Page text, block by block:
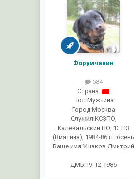
Форумчанин
584
Страна:
Пол:Мужчина
Город:Москва
Служил:КСЗПО,
Калевальский ПО, 13 ПЗ
(Вмятина), 1984-86 гг. осень
Ваше имя:Ушаков Дмитрий
ДМБ:19-12-1986